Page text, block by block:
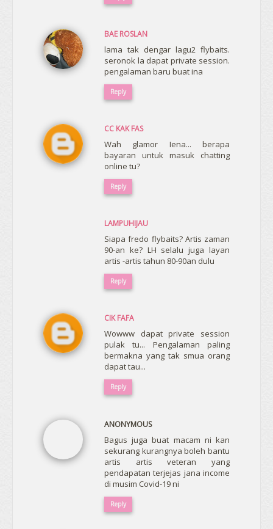
BAE ROSLAN
lama tak dengar lagu2 flybaits.
seronok la dapat private session.
pengalaman baru buat ina
Reply
CC KAK FAS
Wah glamor Iena... berapa
bayaran untuk masuk chatting
online tu?
Reply
LAMPUHIJAU
Siapa fredo flybaits? Artis zaman
90-an ke? LH selalu juga layan
artis -artis tahun 80-90an dulu
Reply
CIK FAFA
Wowww dapat private session
pulak tu... Pengalaman paling
bermakna yang tak smua orang
dapat tau...
Reply
ANONYMOUS
Bagus juga buat macam ni kan
sekurang kurangnya boleh bantu
artis artis veteran yang
pendapatan terjejas jana income
di musim Covid-19 ni
Reply